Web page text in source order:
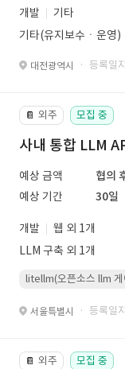
개발
기타
기타(유지보수ㆍ운영)
대전광역시 · 등록일
📔 외주 모집 중
사내 통합 LLM
예상 금액
협의
예상 기간
30일
개발
웹 외 1개
LLM 구축 외 1개
litellm(오픈소스 llm 게
서울특별시 · 등록일
📔 외주 모집 중